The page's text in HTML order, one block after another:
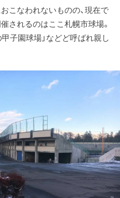
こなわれないものの、現在で
されるのはここ札幌市球場。
子園球場」などど呼ばれ親し